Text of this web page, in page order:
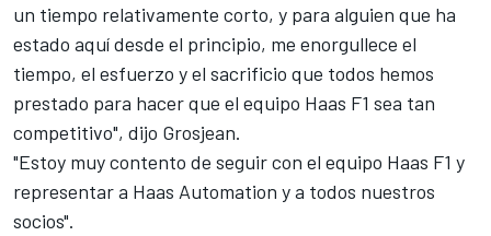
un tiempo relativamente corto, y para alguien que ha
estado aquí desde el principio, me enorgullece el
tiempo, el esfuerzo y el sacrificio que todos hemos
prestado para hacer que el equipo Haas F1 sea tan
competitivo", dijo Grosjean.
"Estoy muy contento de seguir con el equipo Haas F1 y
representar a Haas Automation y a todos nuestros
socios".